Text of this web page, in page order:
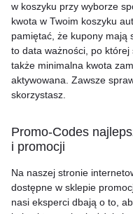
w koszyku przy wyborze
kwota w Twoim koszyku
pamiętać, że kupony
to data ważności, po
także minimalna kwota
aktywowana. Zawsze
skorzystasz.
Promo-Codes
i promocji
Na naszej stronie
dostępne w sklepie
nasi eksperci dbają o to,